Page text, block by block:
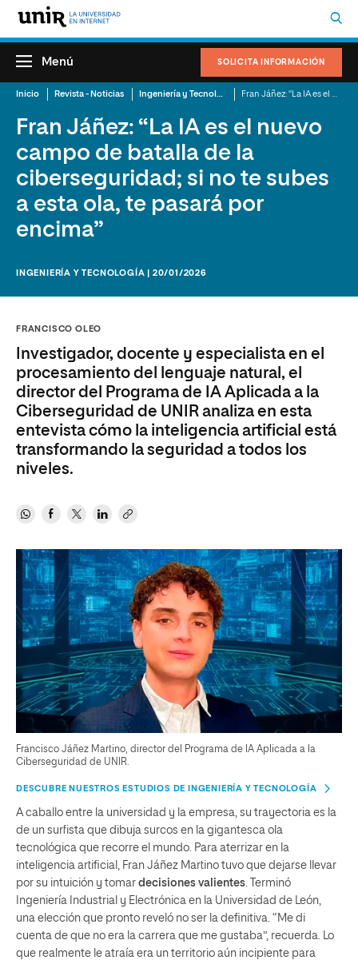
SOLICITA INFORMACIÓN
Menú
Inicio Revista - Noticias Ingeniería y Tecnología
Fran Jáñez: “La IA es el nuevo
campo de batalla de la
ciberseguridad; si no te subes
a esta ola, te pasará por
encima”
INGENIERÍA Y TECNOLOGÍA | 20/01/2026
FRANCISCO OLEO
Investigador, docente y especialista en el
procesamiento del lenguaje natural, el
director del Programa de IA Aplicada a la
Ciberseguridad de UNIR analiza en esta
entevista cómo la inteligencia artificial está
transformando la seguridad a todos los
niveles.
Francisco Jáñez Martino, director del Programa de IA Aplicada a la
Ciberseguridad de UNIR.
DESCUBRE NUESTROS ESTUDIOS DE INGENIERÍA Y TECNOLOGÍA
A caballo entre la universidad y la empresa, su trayectoria es la
de un surfista que dibuja surcos en la gigantesca ola
tecnológica que recorre el mundo. Para aterrizar en la
inteligencia artificial, Fran Jáñez Martino tuvo que dejarse llevar
por su intuición y tomar decisiones valientes . Terminó
Ingeniería Industrial y Electrónica en la Universidad de León,
una elección que pronto reveló no ser la definitiva. “Me di
cuenta de que no era la carrera que me gustaba”, recuerda. Lo
que realmente le atraía era un territorio aún incipiente para